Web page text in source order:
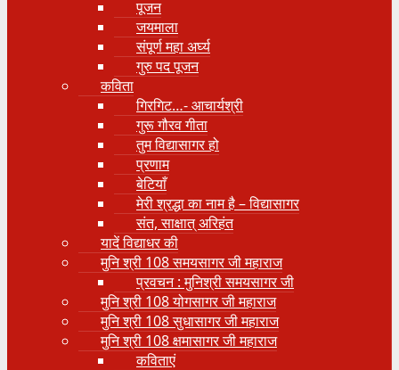
पूजन
जयमाला
संपूर्ण महा अर्घ्य
गुरु पद पूजन
कविता
गिरगिट…- आचार्यश्री
गुरू गौरव गीता
तुम विद्यासागर हो
प्रणाम
बेटियाँ
मेरी श्रद्धा का नाम है – विद्यासागर
संत, साक्षात् अरिहंत
यादें विद्याधर की
मुनि श्री 108 समयसागर जी महाराज
प्रवचन : मुनिश्री समयसागर जी
मुनि श्री 108 योगसागर जी महाराज
मुनि श्री 108 सुधासागर जी महाराज
मुनि श्री 108 क्षमासागर जी महाराज
कविताएं